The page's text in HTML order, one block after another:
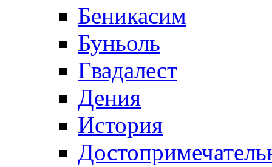
Беникасим
Буньоль
Гвадалест
Дения
История